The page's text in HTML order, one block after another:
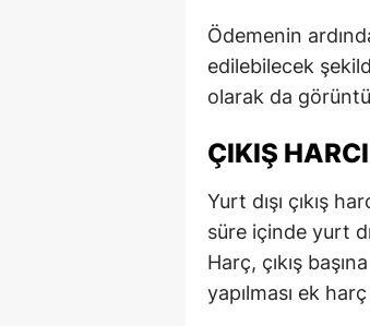
Ödemenin
edilebilecek
olarak da
ÇIKIŞ
Yurt dışı çıkış
süre içinde yurt
Harç, çıkış
yapılması ek